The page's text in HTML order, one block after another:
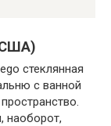
США)
стеклянная
с ванной
наоборот,